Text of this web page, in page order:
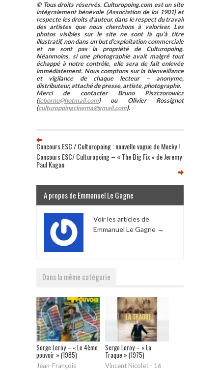
© Tous droits réservés. Culturopoing.com est un site
intégralement bénévole (Association de loi 1901) et
respecte les droits d’auteur, dans le respect du travail
des artistes que nous cherchons à valoriser. Les
photos visibles sur le site ne sont là qu’à titre
illustratif, non dans un but d’exploitation commerciale
et ne sont pas la propriété de Culturopoing.
Néanmoins, si une photographie avait malgré tout
échappé à notre contrôle, elle sera de fait enlevée
immédiatement. Nous comptons sur la bienveillance
et vigilance de chaque lecteur – anonyme,
distributeur, attaché de presse, artiste, photographe.
Merci de contacter Bruno Piszczorowicz
(lebornu@hotmail.com) ou Olivier Rossignot
(culturopoingcinema@gmail.com).
Concours ESC / Culturopoing : nouvelle vague de Mocky !
Concours ESC/ Culturopoing – « The Big Fix » de Jeremy
Paul Kagan
A propos de Emmanuel Le Gagne
Voir les articles de
Emmanuel Le Gagne →
Dans la même catégorie
Serge Leroy – « Le 4ème
pouvoir » (1985)
Jean-François
Serge Leroy – « La
Traque » (1975)
Vincent Nicolet - 16